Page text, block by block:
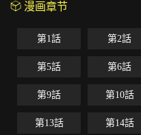
漫画章节
第1話 第2話
第5話 第6話
第9話 第10話
第13話 第14話